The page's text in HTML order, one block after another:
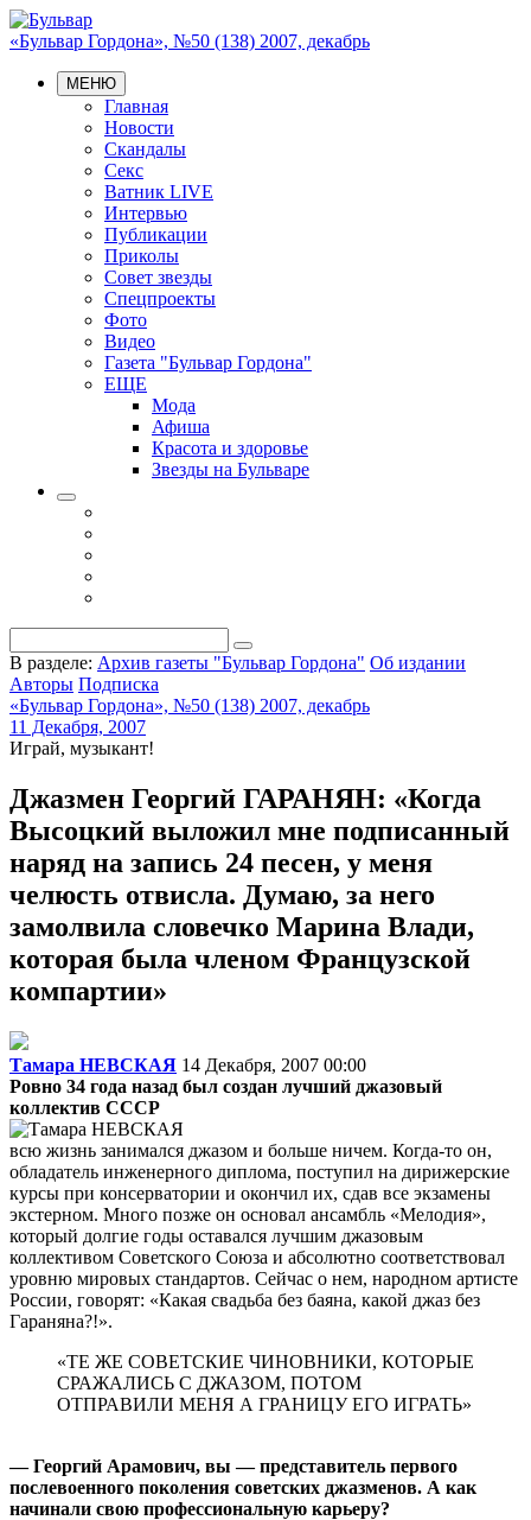
«Бульвар Гордона», №50 (138) 2007, декабрь
МЕНЮ
Главная
Новости
Скандалы
Секс
Ватник LIVE
Интервью
Публикации
Приколы
Совет звезды
Спецпроекты
Фото
Видео
Газета "Бульвар Гордона"
ЕЩЕ
Мода
Афиша
Красота и здоровье
Звезды на Бульваре
В разделе: Архив газеты "Бульвар Гордона" Об издании
Авторы Подписка
«Бульвар Гордона», №50 (138) 2007, декабрь
11 Декабря, 2007
Играй, музыкант!
Джазмен Георгий ГАРАНЯН: «Когда
Высоцкий выложил мне подписанный
наряд на запись 24 песен, у меня
челюсть отвисла. Думаю, за него
замолвила словечко Марина Влади,
которая была членом Французской
компартии»
Тамара НЕВСКАЯ 14 Декабря, 2007 00:00
Ровно 34 года назад был создан лучший джазовый
коллектив СССР
всю жизнь занимался джазом и больше ничем. Когда-то он,
обладатель инженерного диплома, поступил на дирижерские
курсы при консерватории и окончил их, сдав все экзамены
экстерном. Много позже он основал ансамбль «Мелодия»,
который долгие годы оставался лучшим джазовым
коллективом Советского Союза и абсолютно соответствовал
уровню мировых стандартов. Сейчас о нем, народном артисте
России, говорят: «Какая свадьба без баяна, какой джаз без
Гараняна?!».
«ТЕ ЖЕ СОВЕТСКИЕ ЧИНОВНИКИ, КОТОРЫЕ
СРАЖАЛИСЬ С ДЖАЗОМ, ПОТОМ
ОТПРАВИЛИ МЕНЯ А ГРАНИЦУ ЕГО ИГРАТЬ»
— Георгий Арамович, вы — представитель первого
послевоенного поколения советских джазменов. А как
начинали свою профессиональную карьеру?